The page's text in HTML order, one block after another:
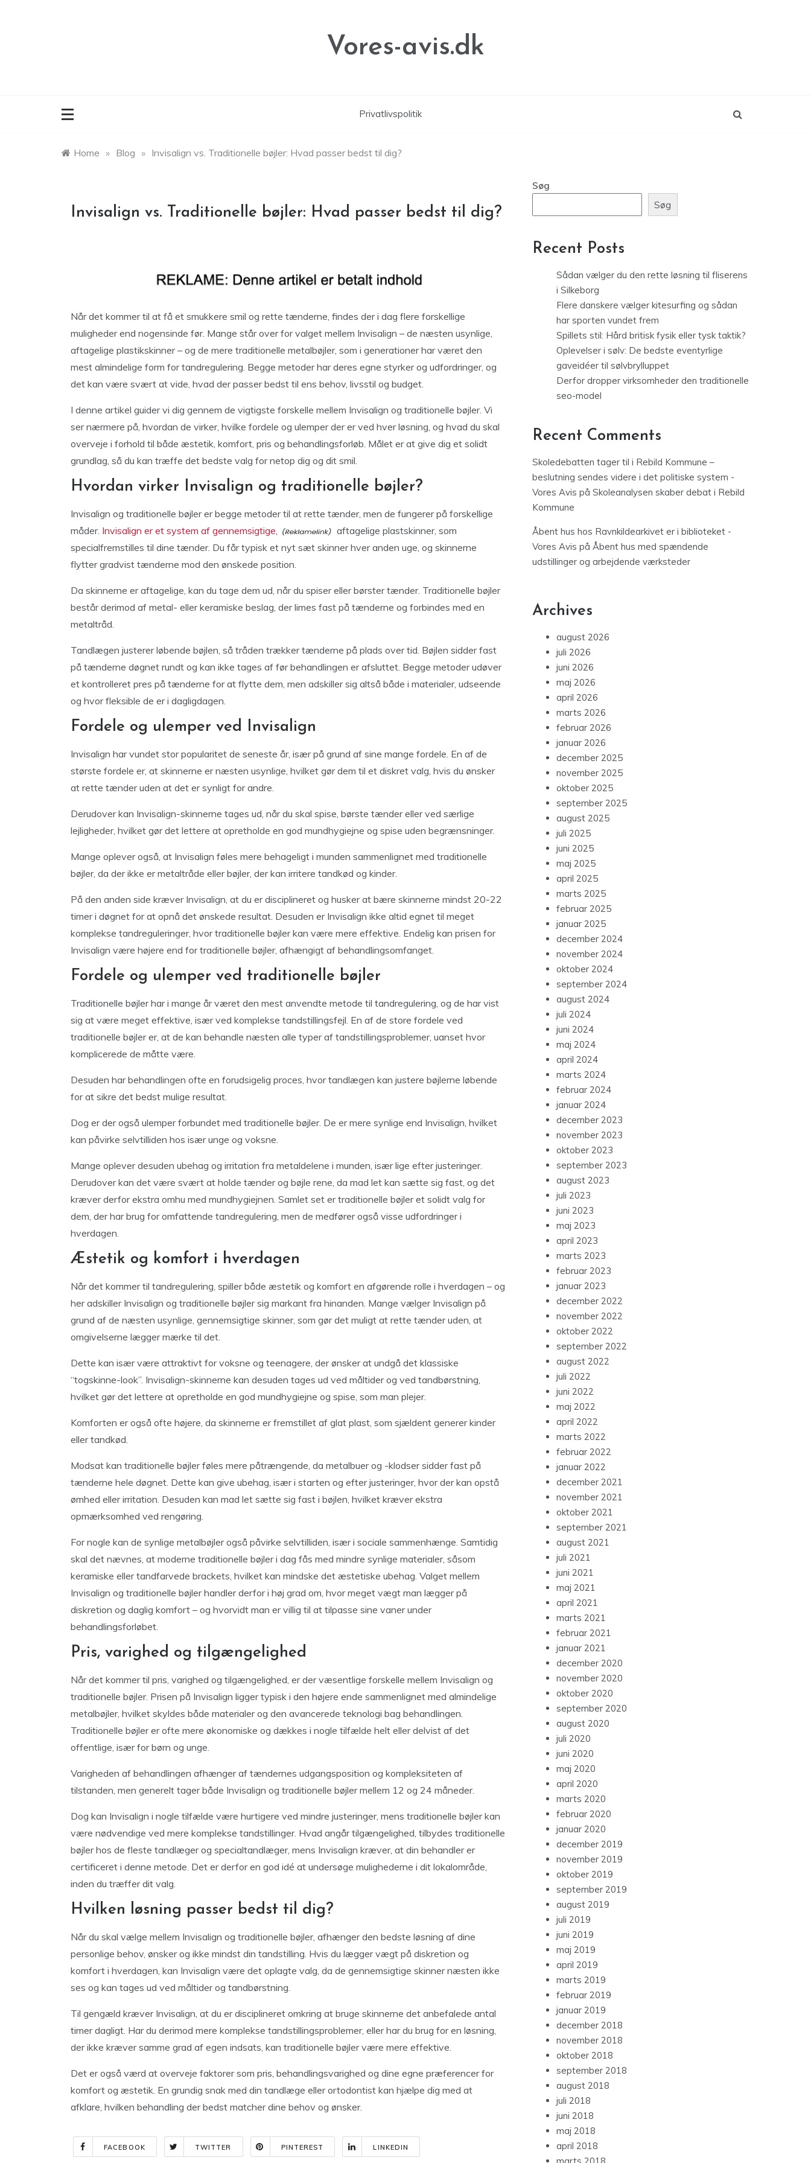
Vores-avis.dk
Privatlivspolitik
Home » Blog » Invisalign vs. Traditionelle bøjler: Hvad passer bedst til dig?
Invisalign vs. Traditionelle bøjler: Hvad passer bedst til dig?
Når det kommer til at få et smukkere smil og rette tænderne, findes der i dag flere forskellige
muligheder end nogensinde før. Mange står over for valget mellem Invisalign – de næsten usynlige,
aftagelige plastikskinner – og de mere traditionelle metalbøjler, som i generationer har været den
mest almindelige form for tandregulering. Begge metoder har deres egne styrker og udfordringer, og
det kan være svært at vide, hvad der passer bedst til ens behov, livsstil og budget.
I denne artikel guider vi dig gennem de vigtigste forskelle mellem Invisalign og traditionelle bøjler. Vi
ser nærmere på, hvordan de virker, hvilke fordele og ulemper der er ved hver løsning, og hvad du skal
overveje i forhold til både æstetik, komfort, pris og behandlingsforløb. Målet er at give dig et solidt
grundlag, så du kan træffe det bedste valg for netop dig og dit smil.
Hvordan virker Invisalign og traditionelle bøjler?
Invisalign og traditionelle bøjler er begge metoder til at rette tænder, men de fungerer på forskellige
måder. Invisalign er et system af gennemsigtige,
aftagelige plastskinner, som
specialfremstilles til dine tænder. Du får typisk et nyt sæt skinner hver anden uge, og skinnerne
flytter gradvist tænderne mod den ønskede position.
Da skinnerne er aftagelige, kan du tage dem ud, når du spiser eller børster tænder. Traditionelle bøjler
består derimod af metal- eller keramiske beslag, der limes fast på tænderne og forbindes med en
metaltråd.
Tandlægen justerer løbende bøjlen, så tråden trækker tænderne på plads over tid. Bøjlen sidder fast
på tænderne døgnet rundt og kan ikke tages af før behandlingen er afsluttet. Begge metoder udøver
et kontrolleret pres på tænderne for at flytte dem, men adskiller sig altså både i materialer, udseende
og hvor fleksible de er i dagligdagen.
Fordele og ulemper ved Invisalign
Invisalign har vundet stor popularitet de seneste år, især på grund af sine mange fordele. En af de
største fordele er, at skinnerne er næsten usynlige, hvilket gør dem til et diskret valg, hvis du ønsker
at rette tænder uden at det er synligt for andre.
Derudover kan Invisalign-skinnerne tages ud, når du skal spise, børste tænder eller ved særlige
lejligheder, hvilket gør det lettere at opretholde en god mundhygiejne og spise uden begrænsninger.
Mange oplever også, at Invisalign føles mere behageligt i munden sammenlignet med traditionelle
bøjler, da der ikke er metaltråde eller bøjler, der kan irritere tandkød og kinder.
På den anden side kræver Invisalign, at du er disciplineret og husker at bære skinnerne mindst 20-22
timer i døgnet for at opnå det ønskede resultat. Desuden er Invisalign ikke altid egnet til meget
komplekse tandreguleringer, hvor traditionelle bøjler kan være mere effektive. Endelig kan prisen for
Invisalign være højere end for traditionelle bøjler, afhængigt af behandlingsomfanget.
Fordele og ulemper ved traditionelle bøjler
Traditionelle bøjler har i mange år været den mest anvendte metode til tandregulering, og de har vist
sig at være meget effektive, især ved komplekse tandstillingsfejl. En af de store fordele ved
traditionelle bøjler er, at de kan behandle næsten alle typer af tandstillingsproblemer, uanset hvor
komplicerede de måtte være.
Desuden har behandlingen ofte en forudsigelig proces, hvor tandlægen kan justere bøjlerne løbende
for at sikre det bedst mulige resultat.
Dog er der også ulemper forbundet med traditionelle bøjler. De er mere synlige end Invisalign, hvilket
kan påvirke selvtilliden hos især unge og voksne.
Mange oplever desuden ubehag og irritation fra metaldelene i munden, især lige efter justeringer.
Derudover kan det være svært at holde tænder og bøjle rene, da mad let kan sætte sig fast, og det
kræver derfor ekstra omhu med mundhygiejnen. Samlet set er traditionelle bøjler et solidt valg for
dem, der har brug for omfattende tandregulering, men de medfører også visse udfordringer i
hverdagen.
Æstetik og komfort i hverdagen
Når det kommer til tandregulering, spiller både æstetik og komfort en afgørende rolle i hverdagen – og
her adskiller Invisalign og traditionelle bøjler sig markant fra hinanden. Mange vælger Invisalign på
grund af de næsten usynlige, gennemsigtige skinner, som gør det muligt at rette tænder uden, at
omgivelserne lægger mærke til det.
Dette kan især være attraktivt for voksne og teenagere, der ønsker at undgå det klassiske
“togskinne-look”. Invisalign-skinnerne kan desuden tages ud ved måltider og ved tandbørstning,
hvilket gør det lettere at opretholde en god mundhygiejne og spise, som man plejer.
Komforten er også ofte højere, da skinnerne er fremstillet af glat plast, som sjældent generer kinder
eller tandkød.
Modsat kan traditionelle bøjler føles mere påtrængende, da metalbuer og -klodser sidder fast på
tænderne hele døgnet. Dette kan give ubehag, især i starten og efter justeringer, hvor der kan opstå
ømhed eller irritation. Desuden kan mad let sætte sig fast i bøjlen, hvilket kræver ekstra
opmærksomhed ved rengøring.
For nogle kan de synlige metalbøjler også påvirke selvtilliden, især i sociale sammenhænge. Samtidig
skal det nævnes, at moderne traditionelle bøjler i dag fås med mindre synlige materialer, såsom
keramiske eller tandfarvede brackets, hvilket kan mindske det æstetiske ubehag. Valget mellem
Invisalign og traditionelle bøjler handler derfor i høj grad om, hvor meget vægt man lægger på
diskretion og daglig komfort – og hvorvidt man er villig til at tilpasse sine vaner under
behandlingsforløbet.
Pris, varighed og tilgængelighed
Når det kommer til pris, varighed og tilgængelighed, er der væsentlige forskelle mellem Invisalign og
traditionelle bøjler. Prisen på Invisalign ligger typisk i den højere ende sammenlignet med almindelige
metalbøjler, hvilket skyldes både materialer og den avancerede teknologi bag behandlingen.
Traditionelle bøjler er ofte mere økonomiske og dækkes i nogle tilfælde helt eller delvist af det
offentlige, især for børn og unge.
Varigheden af behandlingen afhænger af tændernes udgangsposition og kompleksiteten af
tilstanden, men generelt tager både Invisalign og traditionelle bøjler mellem 12 og 24 måneder.
Dog kan Invisalign i nogle tilfælde være hurtigere ved mindre justeringer, mens traditionelle bøjler kan
være nødvendige ved mere komplekse tandstillinger. Hvad angår tilgængelighed, tilbydes traditionelle
bøjler hos de fleste tandlæger og specialtandlæger, mens Invisalign kræver, at din behandler er
certificeret i denne metode. Det er derfor en god idé at undersøge mulighederne i dit lokalområde,
inden du træffer dit valg.
Hvilken løsning passer bedst til dig?
Når du skal vælge mellem Invisalign og traditionelle bøjler, afhænger den bedste løsning af dine
personlige behov, ønsker og ikke mindst din tandstilling. Hvis du lægger vægt på diskretion og
komfort i hverdagen, kan Invisalign være det oplagte valg, da de gennemsigtige skinner næsten ikke
ses og kan tages ud ved måltider og tandbørstning.
Til gengæld kræver Invisalign, at du er disciplineret omkring at bruge skinnerne det anbefalede antal
timer dagligt. Har du derimod mere komplekse tandstillingsproblemer, eller har du brug for en løsning,
der ikke kræver samme grad af egen indsats, kan traditionelle bøjler være mere effektive.
Det er også værd at overveje faktorer som pris, behandlingsvarighed og dine egne præferencer for
komfort og æstetik. En grundig snak med din tandlæge eller ortodontist kan hjælpe dig med at
afklare, hvilken behandling der bedst matcher dine behov og ønsker.
FACEBOOK TWITTER PINTEREST LINKEDIN
Søg
Søg
Recent Posts
Sådan vælger du den rette løsning til fliserens
i Silkeborg
Flere danskere vælger kitesurfing og sådan
har sporten vundet frem
Spillets stil: Hård britisk fysik eller tysk taktik?
Oplevelser i sølv: De bedste eventyrlige
gaveidéer til sølvbrylluppet
Derfor dropper virksomheder den traditionelle
seo-model
Recent Comments
Skoledebatten tager til i Rebild Kommune –
beslutning sendes videre i det politiske system -
Vores Avis på Skoleanalysen skaber debat i Rebild
Kommune
Åbent hus hos Ravnkildearkivet er i biblioteket -
Vores Avis på Åbent hus med spændende
udstillinger og arbejdende værksteder
Archives
august 2026
juli 2026
juni 2026
maj 2026
april 2026
marts 2026
februar 2026
januar 2026
december 2025
november 2025
oktober 2025
september 2025
august 2025
juli 2025
juni 2025
maj 2025
april 2025
marts 2025
februar 2025
januar 2025
december 2024
november 2024
oktober 2024
september 2024
august 2024
juli 2024
juni 2024
maj 2024
april 2024
marts 2024
februar 2024
januar 2024
december 2023
november 2023
oktober 2023
september 2023
august 2023
juli 2023
juni 2023
maj 2023
april 2023
marts 2023
februar 2023
januar 2023
december 2022
november 2022
oktober 2022
september 2022
august 2022
juli 2022
juni 2022
maj 2022
april 2022
marts 2022
februar 2022
januar 2022
december 2021
november 2021
oktober 2021
september 2021
august 2021
juli 2021
juni 2021
maj 2021
april 2021
marts 2021
februar 2021
januar 2021
december 2020
november 2020
oktober 2020
september 2020
august 2020
juli 2020
juni 2020
maj 2020
april 2020
marts 2020
februar 2020
januar 2020
december 2019
november 2019
oktober 2019
september 2019
august 2019
juli 2019
juni 2019
maj 2019
april 2019
marts 2019
februar 2019
januar 2019
december 2018
november 2018
oktober 2018
september 2018
august 2018
juli 2018
juni 2018
maj 2018
april 2018